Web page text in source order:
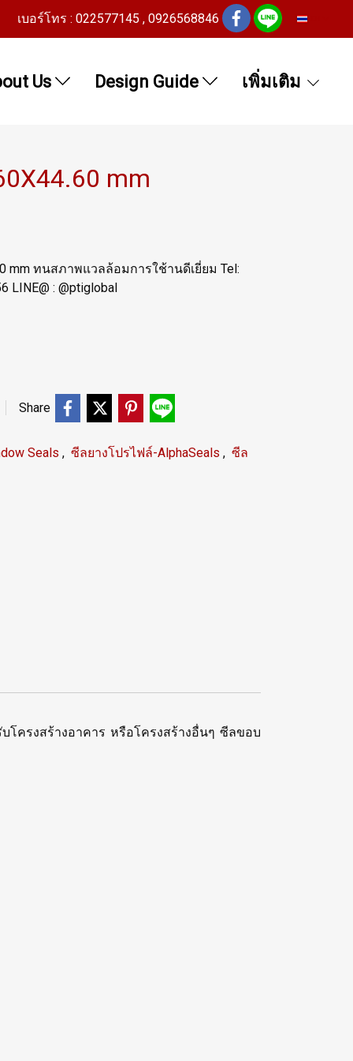
เบอร์โทร : 022577145 , 0926568846
Us Design Guide เพิ่มเติม
mm
mm ทนสภาพแวลล้อมการใช้านดีเยี่ยม Tel:
LINE@ : @ptiglobal
Share
Seals , ซีลยางโปรไฟล์-AlphaSeals , ซีล
ครงสร้างอาคาร หรือโครงสร้างอื่นๆ ซีลขอบ